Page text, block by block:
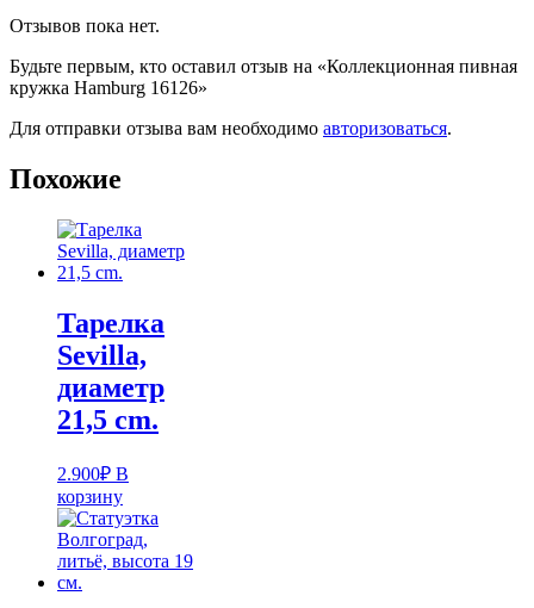
Отзывов пока нет.
Будьте первым, кто оставил отзыв на «Коллекционная пивная
кружка Hamburg 16126»
Для отправки отзыва вам необходимо авторизоваться.
Похожие
Тарелка
Sevilla,
диаметр
21,5 cm.
2.900₽ В
корзину